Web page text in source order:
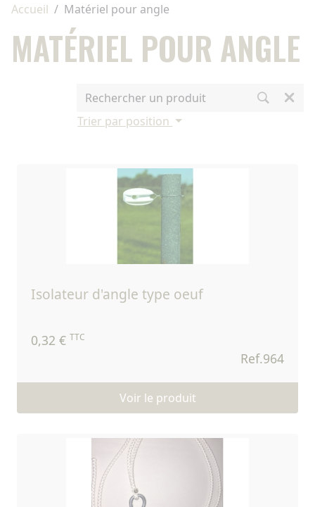
Accueil Matériel pour angle
MATÉRIEL POUR ANGLE
Trier par position
isolateur d'angle type oeuf
0,32 € TTC
Ref.964
Voir le produit